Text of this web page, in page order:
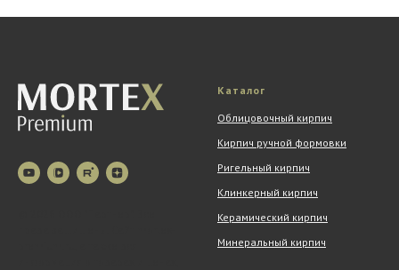
Каталог
Облицовочный кирпич
Кирпич ручной формовки
Ригельный кирпич
Клинкерный кирпич
Керамический кирпич
Минеральный кирпич